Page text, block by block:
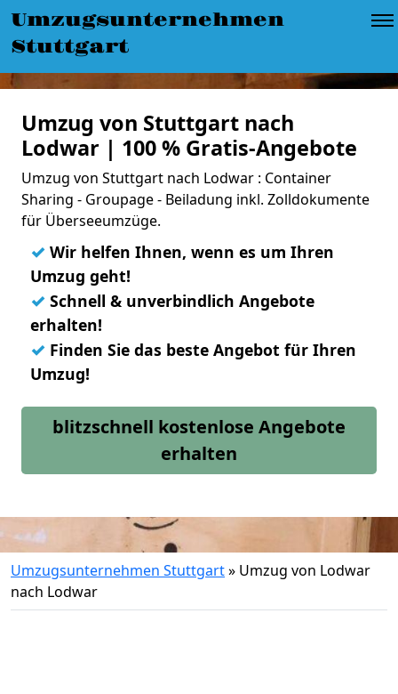
Umzugsunternehmen
Stuttgart
Umzug von Stuttgart nach
Lodwar | 100 % Gratis-Angebote
Umzug von Stuttgart nach Lodwar : Container
Sharing - Groupage - Beiladung inkl. Zolldokumente
für Überseeumzüge.
✓ Wir helfen Ihnen, wenn es um Ihren
Umzug geht!
✓ Schnell & unverbindlich Angebote
erhalten!
✓ Finden Sie das beste Angebot für Ihren
Umzug!
blitzschnell kostenlose Angebote
erhalten
Umzugsunternehmen Stuttgart» Umzug von Lodwar
nach Lodwar